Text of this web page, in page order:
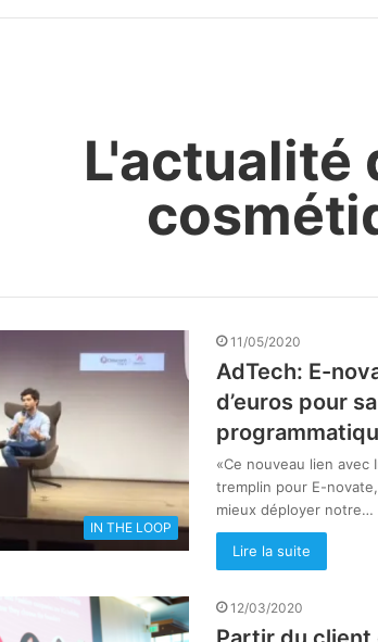
L'actualité
IN THE LOOP
11/05/2020
AdTech: E-
d’euros pour
«Ce nouveau lien avec
tremplin pour E-
mieux déployer notre…
Lire la suite
12/03/2020